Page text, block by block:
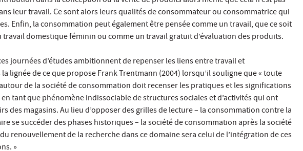
leur travail. Ce sont alors leurs qualités de consommateur ou consommatrice qui
Enfin, la consommation peut également être pensée comme un travail, que ce soit
domestique féminin ou comme un travail gratuit d’évaluation des produits.
journées d’études ambitionnent de repenser les liens entre travail et
lignée de ce que propose Frank Trentmann (2004) lorsqu’il souligne que « toute
de la société de consommation doit recenser les pratiques et les significations
tant que phénomène indissociable de structures sociales et d’activités qui ont
des magasins. Au lieu d’opposer des grilles de lecture – la consommation contre la
se succéder des phases historiques – la société de consommation après la société
renouvellement de la recherche dans ce domaine sera celui de l’intégration de ces
»